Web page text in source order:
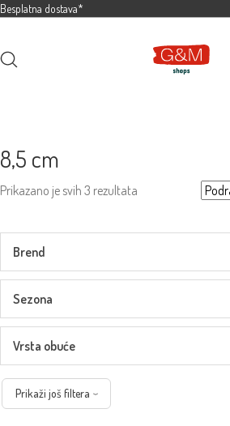
Besplatna dostava*
8,5 cm
Prikazano je svih 3 rezultata
Brend
Sezona
Vrsta obuće
Prikaži još filtera